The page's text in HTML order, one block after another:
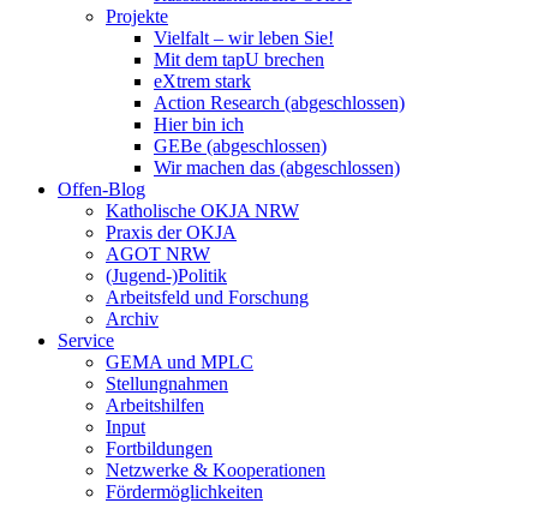
Projekte
Vielfalt – wir leben Sie!
Mit dem tapU brechen
eXtrem stark
Action Research (abgeschlossen)
Hier bin ich
GEBe (abgeschlossen)
Wir machen das (abgeschlossen)
Offen-Blog
Katholische OKJA NRW
Praxis der OKJA
AGOT NRW
(Jugend-)Politik
Arbeitsfeld und Forschung
Archiv
Service
GEMA und MPLC
Stellungnahmen
Arbeitshilfen
Input
Fortbildungen
Netzwerke & Kooperationen
Fördermöglichkeiten